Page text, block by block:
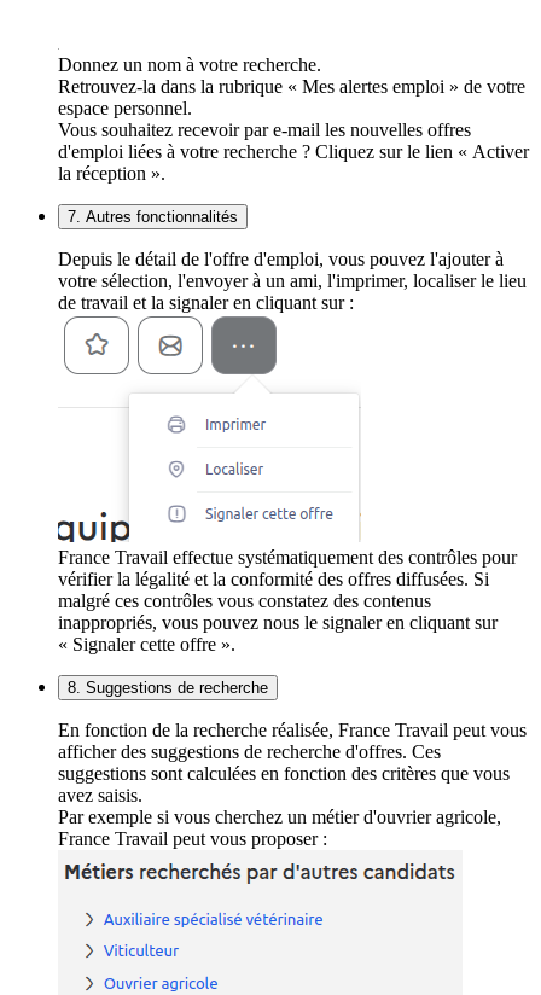
Donnez un nom à votre recherche.
Retrouvez-la dans la rubrique « Mes alertes emploi » de votre
espace personnel.
Vous souhaitez recevoir par e-mail les nouvelles offres
d'emploi liées à votre recherche ? Cliquez sur le lien « Activer
la réception ».
7. Autres fonctionnalités
Depuis le détail de l'offre d'emploi, vous pouvez l'ajouter à
votre sélection, l'envoyer à un ami, l'imprimer, localiser le lieu
de travail et la signaler en cliquant sur :
France Travail effectue systématiquement des contrôles pour
vérifier la légalité et la conformité des offres diffusées. Si
malgré ces contrôles vous constatez des contenus
inappropriés, vous pouvez nous le signaler en cliquant sur
« Signaler cette offre ».
8. Suggestions de recherche
En fonction de la recherche réalisée, France Travail peut vous
afficher des suggestions de recherche d'offres. Ces
suggestions sont calculées en fonction des critères que vous
avez saisis.
Par exemple si vous cherchez un métier d'ouvrier agricole,
France Travail peut vous proposer :